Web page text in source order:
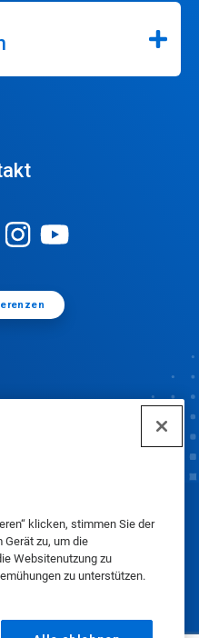
klicken, stimmen Sie der
Gerät zu, um die
Websitenutzung zu
zu unterstützen.
2025
Datenschutzrichtlinie